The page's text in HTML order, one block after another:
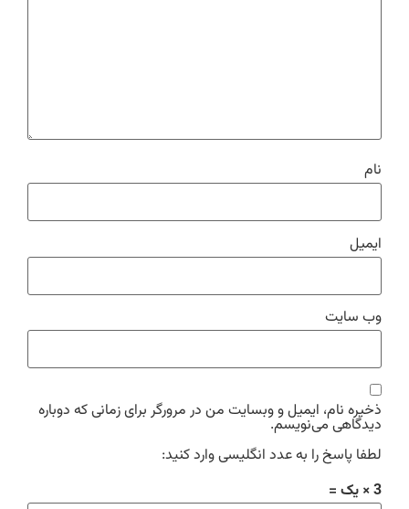
نام
ایمیل
وب‌ سایت
ذخیره نام، ایمیل و وبسایت من در مرورگر برای زمانی که دوباره
دیدگاهی می‌نویسم.
لطفا پاسخ را به عدد انگلیسی وارد کنید:
3 × یک =